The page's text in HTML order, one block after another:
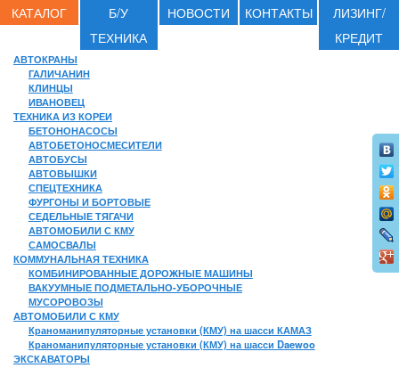
КАТАЛОГ
Б/У
ТЕХНИКА
НОВОСТИ КОНТАКТЫ
ЛИЗИНГ/
КРЕДИТ
АВТОКРАНЫ
ГАЛИЧАНИН
КЛИНЦЫ
ИВАНОВЕЦ
ТЕХНИКА ИЗ КОРЕИ
БЕТОНОНАСОСЫ
АВТОБЕТОНОСМЕСИТЕЛИ
АВТОБУСЫ
АВТОВЫШКИ
СПЕЦТЕХНИКА
ФУРГОНЫ И БОРТОВЫЕ
СЕДЕЛЬНЫЕ ТЯГАЧИ
АВТОМОБИЛИ С КМУ
САМОСВАЛЫ
КОММУНАЛЬНАЯ ТЕХНИКА
КОМБИНИРОВАННЫЕ ДОРОЖНЫЕ МАШИНЫ
ВАКУУМНЫЕ ПОДМЕТАЛЬНО-УБОРОЧНЫЕ
МУСОРОВОЗЫ
АВТОМОБИЛИ С КМУ
Краноманипуляторные установки (КМУ) на шасси КАМАЗ
Краноманипуляторные установки (КМУ) на шасси Daewoo
ЭКСКАВАТОРЫ